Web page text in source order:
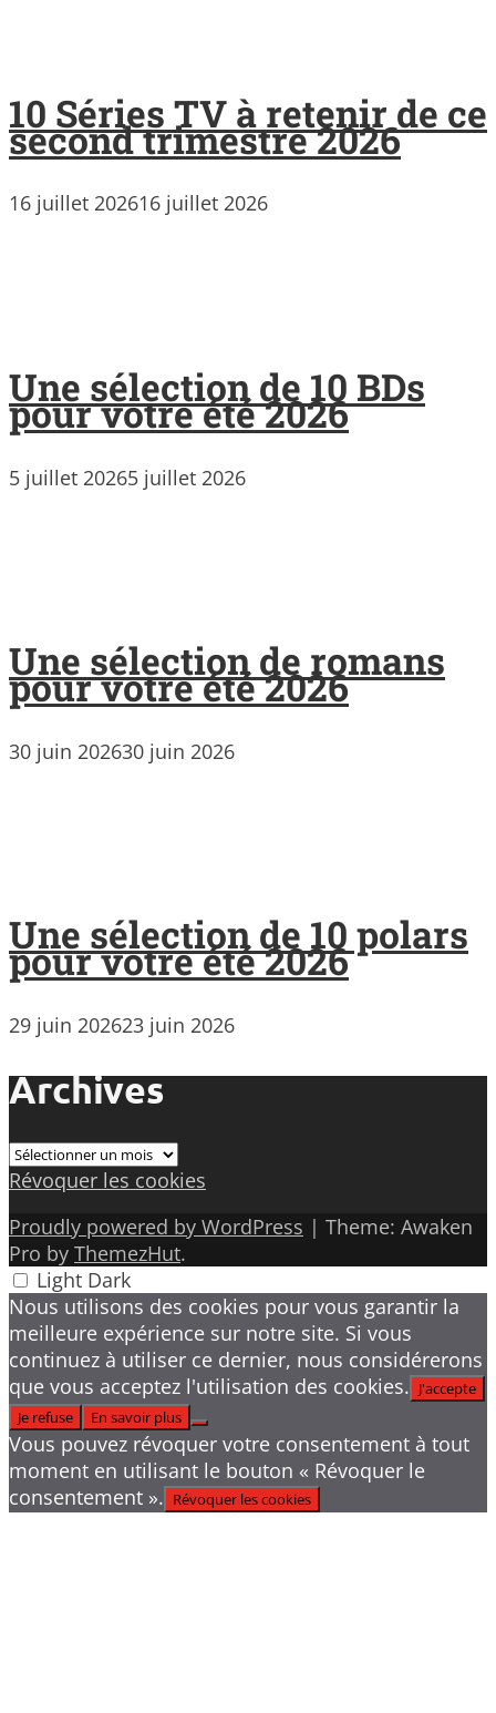
10 Séries TV à retenir de ce
second trimestre 2026
16 juillet 202616 juillet 2026
Une sélection de 10 BDs
pour votre été 2026
5 juillet 20265 juillet 2026
Une sélection de romans
pour votre été 2026
30 juin 202630 juin 2026
Une sélection de 10 polars
pour votre été 2026
29 juin 202623 juin 2026
Archives
Archives
Révoquer les cookies
Proudly powered by WordPress | Theme: Awaken
Pro by ThemezHut.
Light Dark
Nous utilisons des cookies pour vous garantir la
meilleure expérience sur notre site. Si vous
continuez à utiliser ce dernier, nous considérerons
que vous acceptez l'utilisation des cookies. J'accepte
Je refuse
En savoir plus
Vous pouvez révoquer votre consentement à tout
moment en utilisant le bouton « Révoquer le
consentement ». Révoquer les cookies